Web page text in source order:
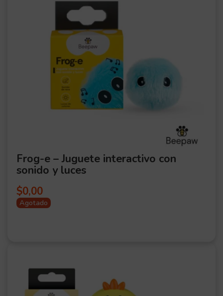
Frog-e – Juguete interactivo con
sonido y luces
$0,00
Agotado